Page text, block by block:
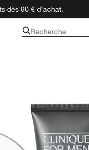
dès 90 € d’achat.
Recherche